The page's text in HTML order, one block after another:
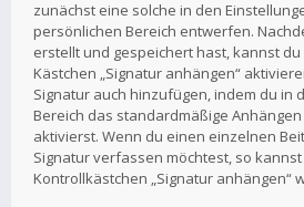
zunächst eine solche in den
persönlichen Bereich entwerfen.
erstellt und gespeichert hast, kannst
Kästchen „Signatur anhängen“
Signatur auch hinzufügen, indem du in
Bereich das standardmäßige
aktivierst. Wenn du einen einzelnen
Signatur verfassen möchtest, so
Kontrollkästchen „Signatur anhängen“